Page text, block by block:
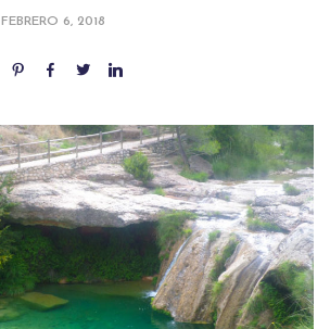
FEBRERO 6, 2018